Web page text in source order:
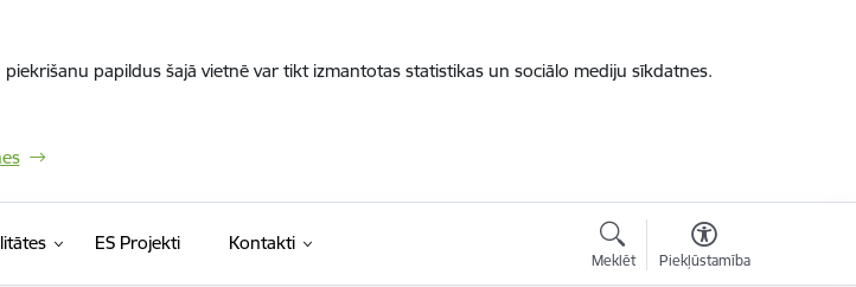
papildus šajā vietnē var tikt izmantotas statistikas un sociālo mediju sīkdatnes.
ES Projekti Kontakti
Meklēt Piekļūstamība